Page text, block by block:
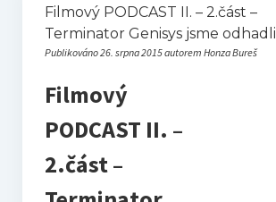
PODCASTY
Filmový PODCAST
Live
Filmový PODCAST II. – 2.část –
Terminator Genisys jsme odhadli
Publikováno 26. srpna 2015 autorem Honza Bureš
Filmový
PODCAST II. –
2.část –